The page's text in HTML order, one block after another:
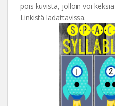
pois kuvista, jolloin voi
Linkistä ladattavissa.